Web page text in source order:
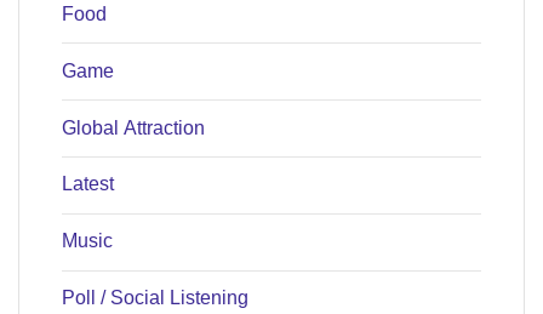
Food
Game
Global Attraction
Latest
Music
Poll / Social Listening